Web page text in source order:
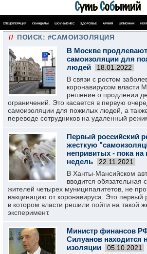
СПЕЦОПЕРАЦИЯ СКАНДАЛЫ ШОУ-БИЗНЕС ЗДОРОВЬЕ АРМИЯ ШПИОНАЖ
// ПОИСК: #САМОИЗОЛЯЦИЯ
В Москве
самоизоляции для
людей
18.01.2022
В связи с ростом
коронавирусом власти
решение о продлении
ограничений. Это касается в первую
самоизоляции для пожилых людей, а
переводе сотрудников на удаленный
Первый российский
жесткую
непривитых - пока на
недель
22.11.2021
В Ханты-Мансийском
вводится обязательная
жителей четырех муниципалитетов, не
вакцинацию от коронавируса. Это первый
в котором власти решили пойти на такой
эксперимент.
Министр финансов
Силуанов находится
изоляции
05.10.2021